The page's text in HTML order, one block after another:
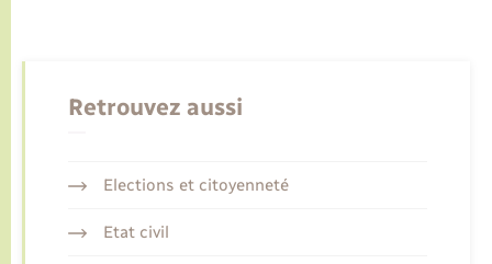
Retrouvez aussi
Elections et citoyenneté
Etat civil